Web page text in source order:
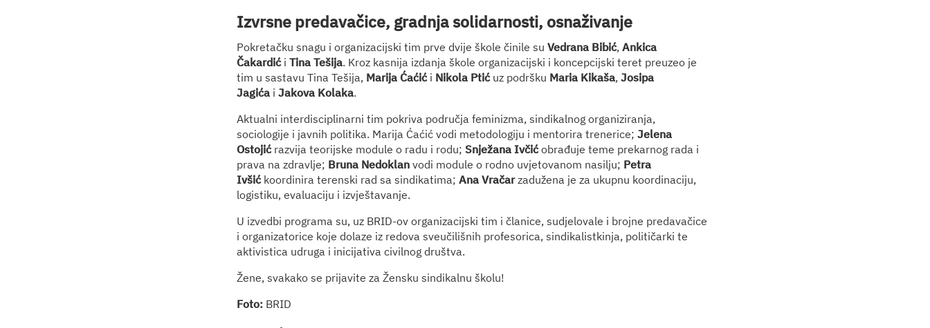
Izvrsne predavačice, gradnja solidarnosti, osnaživanje
Pokretačku snagu i organizacijski tim prve dvije škole činile su Vedrana Bibić, Ankica
Čakardić i Tina Tešija. Kroz kasnija izdanja škole organizacijski i koncepcijski teret preuzeo je
tim u sastavu Tina Tešija, Marija Ćaćići Nikola Ptićuz podršku Maria Kikaša, Josipa
Jagićai Jakova Kolaka.
Aktualni interdisciplinarni tim pokriva područja feminizma, sindikalnog organiziranja,
sociologije i javnih politika. Marija Ćaćić vodi metodologiju i mentorira trenerice; Jelena
Ostojićrazvija teorijske module o radu i rodu; Snježana Ivčićobrađuje teme prekarnog rada i
prava na zdravlje; Bruna Nedoklanvodi module o rodno uvjetovanom nasilju; Petra
Ivšićkoordinira terenski rad sa sindikatima; Ana Vračarzadužena je za ukupnu koordinaciju,
logistiku, evaluaciju i izvještavanje.
U izvedbi programa su, uz BRID-ov organizacijski tim i članice, sudjelovale i brojne predavačice
i organizatorice koje dolaze iz redova sveučilišnih profesorica, sindikalistkinja, političarki te
aktivistica udruga i inicijativa civilnog društva.
Žene, svakako se prijavite za Žensku sindikalnu školu!
Foto:BRID